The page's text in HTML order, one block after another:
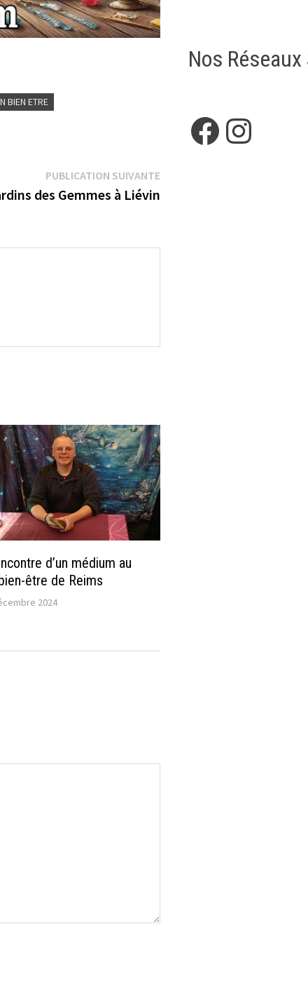
BIEN ETRE
PUBLICATION SUIVANTEPublication
suivante :
des Gemmes à Liévin
d’un médium au
être de Reims
2024
Nos
Facebook